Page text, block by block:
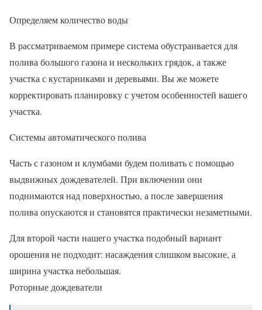
Определяем количество воды
В рассматриваемом примере система обустраивается для
полива большого газона и нескольких грядок, а также
участка с кустарниками и деревьями. Вы же можете
корректировать планировку с учетом особенностей вашего
участка.
Cистемы автоматического полива
Часть с газоном и клумбами будем поливать с помощью
выдвижных дождевателей. При включении они
поднимаются над поверхностью, а после завершения
полива опускаются и становятся практически незаметными.
Для второй части нашего участка подобный вариант
орошения не подходит: насаждения слишком высокие, а
ширина участка небольшая.
Роторные дождеватели